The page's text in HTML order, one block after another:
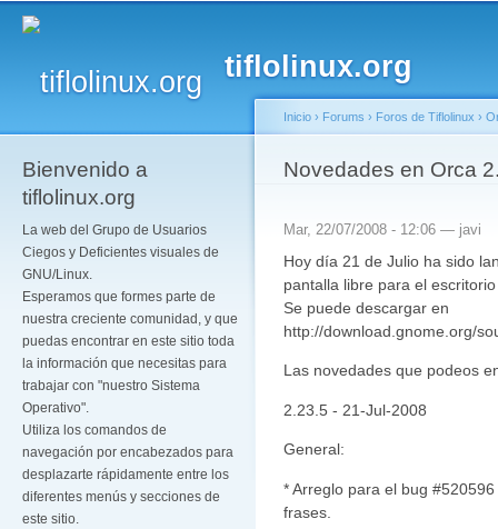
tiflolinux.org
Bienvenido a
tiflolinux.org
La web del Grupo de Usuarios
Ciegos y Deficientes visuales de
GNU/Linux.
Esperamos que formes parte de
nuestra creciente comunidad, y que
puedas encontrar en este sitio toda
la información que necesitas para
trabajar con "nuestro Sistema
Operativo".
Utiliza los comandos de
navegación por encabezados para
desplazarte rápidamente entre los
diferentes menús y secciones de
este sitio.
Se encuentra usted
Inicio › Forums › Foros de Tiflolinux ›
Novedades en Orca
Mar, 22/07/2008 - 12:06 — javi
Hoy día 21 de Julio ha sido
pantalla libre para el
Se puede descargar en
http://download.gnome.org/
Las novedades que podeos
2.23.5 - 21-Jul-2008
General:
* Arreglo para el bug
frases.